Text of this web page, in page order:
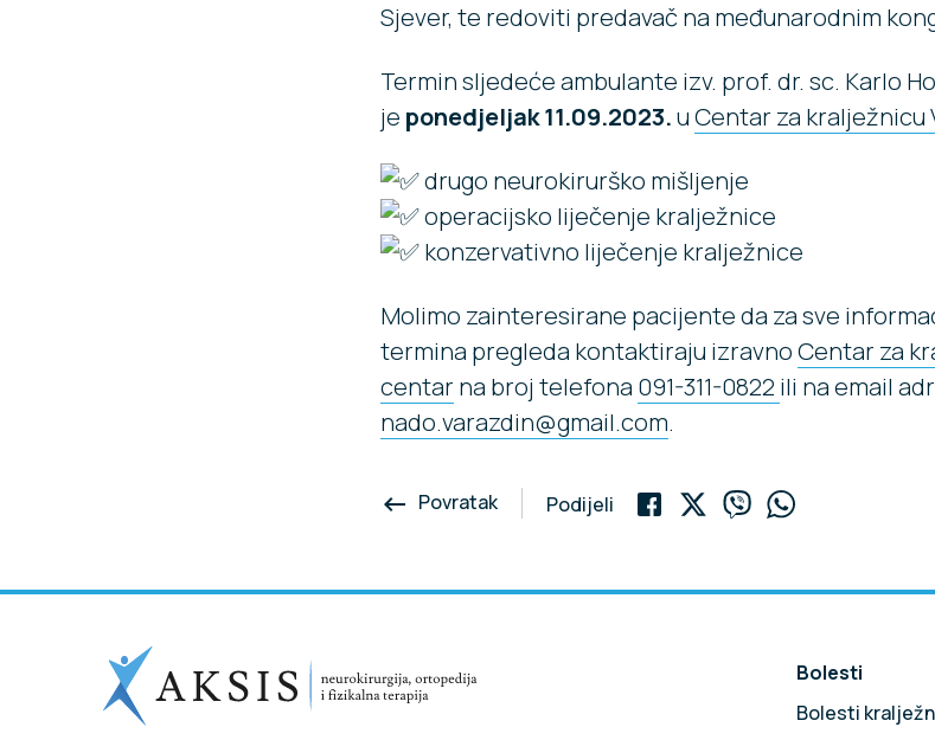
Sjever, te redoviti predavač na međunarodnim
Termin sljedeće ambulante izv. prof. dr. sc. Karlo
je ponedjeljak 11.09.2023.uCentar za kralježnicu
drugo neurokirurško mišljenje
operacijsko liječenje kralježnice
konzervativno liječenje kralježnice
Molimo zainteresirane pacijente da za sve
termina pregleda kontaktiraju izravnoCentar za
centar na broj telefona 091-311-0822 ili na email
nado.varazdin@gmail.com.
keyboard_backspace Povratak Podijeli
Bolesti
Bolesti